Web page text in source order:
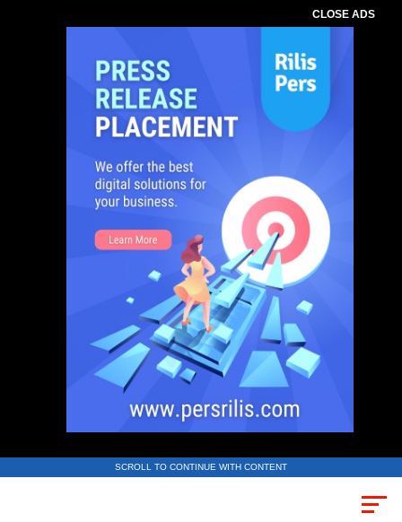
CLOSE ADS
SCROLL TO CONTINUE WITH CONTENT